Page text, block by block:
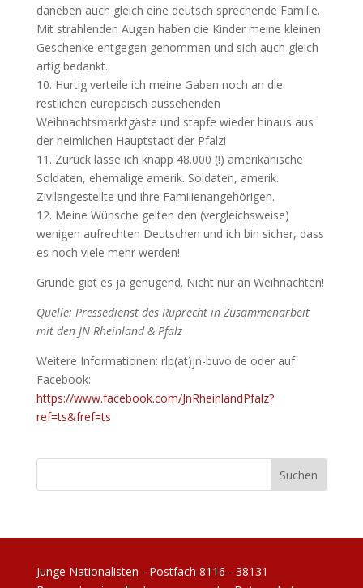
daneben auch gleich eine deutsch sprechende Familie.
Mit strahlenden Augen haben die Kinder meine kleinen
Geschenke entgegen genommen und sich auch gleich
artig bedankt.
10. Hurtig verteile ich meine Gaben noch an die
restlichen europäisch aussehenden
Weihnachtsmarktgäste und stapfe wieder hinaus aus
der heimlichen Hauptstadt der Pfalz!
11. Zurück lasse ich knapp 48.000 (!) amerikanische
Soldaten, ehemalige amerik. Soldaten, amerik.
Zivilangestellte und ihre Familienangehörigen.
12. Meine Wünsche gelten den (vergleichsweise)
wenigen aufrechten Deutschen und ich bin sicher, dass
es noch viele mehr werden!
Gründe gibt es ja genügend. Nicht nur an Weihnachten!
Quelle: Pressedienst des Ruprecht in Zusammenarbeit
mit den JN Rheinland & Pfalz
Weitere Informationen: rlp(at)jn-buvo.de oder auf
Facebook:
https://www.facebook.com/JnRheinlandPfalz?
ref=ts&fref=ts
Junge Nationalisten - Postfach 8116 - 38131